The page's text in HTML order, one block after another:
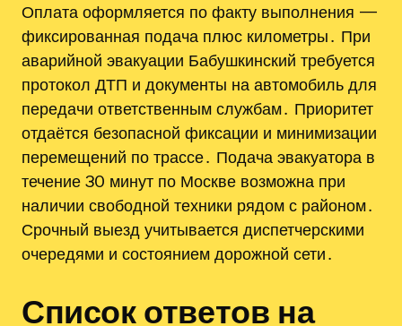
Оплата оформляется по факту выполнения —
фиксированная подача плюс километры․ При
аварийной эвакуации Бабушкинский требуется
протокол ДТП и документы на автомобиль для
передачи ответственным службам․ Приоритет
отдаётся безопасной фиксации и минимизации
перемещений по трассе․ Подача эвакуатора в
течение 30 минут по Москве возможна при
наличии свободной техники рядом с районом․
Срочный выезд учитывается диспетчерскими
очередями и состоянием дорожной сети․
Список ответов на